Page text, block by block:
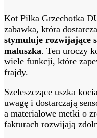
Kot Piłka Grzechotka
zabawka, która
stymuluje rozwijające
maluszka. Ten uroczy
wiele funkcji, które
frajdy.
Szeleszczące uszka
uwagę i dostarczają
a materiałowe metki o
fakturach rozwijają